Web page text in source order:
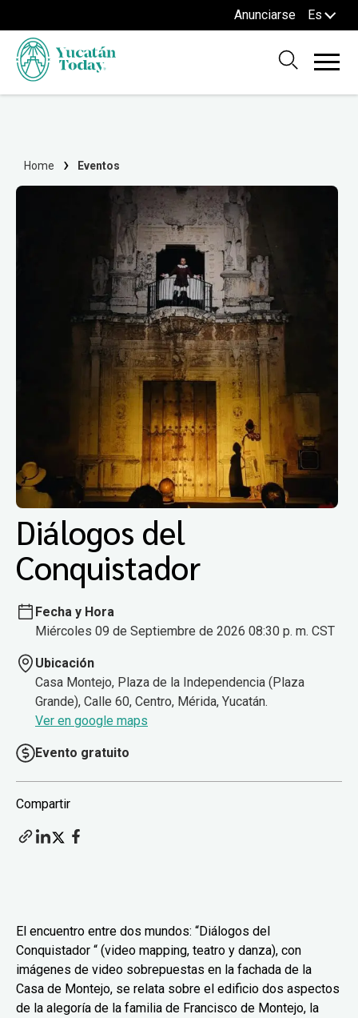
Anunciarse Es
Home Eventos
Diálogos del
Conquistador
Fecha y Hora
Miércoles 09 de Septiembre de 2026 08:30 p. m. CST
Ubicación
Casa Montejo, Plaza de la Independencia (Plaza
Grande), Calle 60, Centro, Mérida, Yucatán.
Ver en google maps
Evento gratuito
Compartir
El encuentro entre dos mundos: “Diálogos del
Conquistador “ (video mapping, teatro y danza), con
imágenes de video sobrepuestas en la fachada de la
Casa de Montejo, se relata sobre el edificio dos aspectos
de la alegoría de la familia de Francisco de Montejo, la